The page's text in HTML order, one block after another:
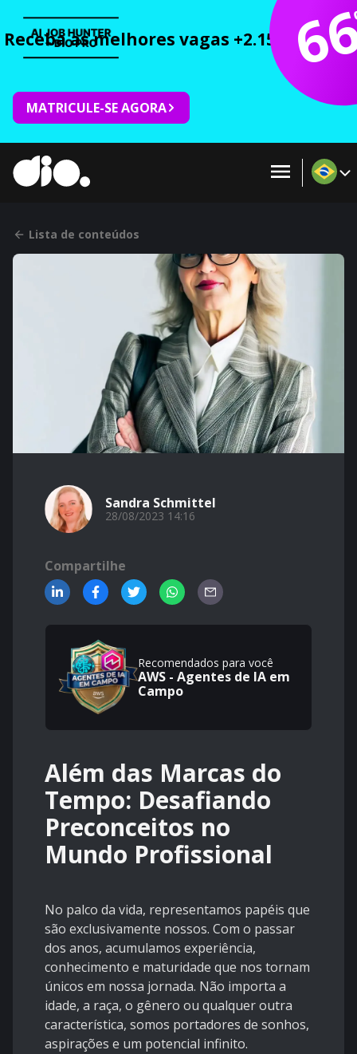
Receba as melhores vagas +2.150 cursos
MATRICULE-SE AGORA
Lista de conteúdos
Sandra Schmittel
28/08/2023 14:16
Compartilhe
Recomendados para você
AWS - Agentes de IA em
Campo
Além das Marcas do
Tempo: Desafiando
Preconceitos no
Mundo Profissional
No palco da vida, representamos papéis que
são exclusivamente nossos. Com o passar
dos anos, acumulamos experiência,
conhecimento e maturidade que nos tornam
únicos em nossa jornada. Não importa a
idade, a raça, o gênero ou qualquer outra
característica, somos portadores de sonhos,
aspirações e um potencial infinito.